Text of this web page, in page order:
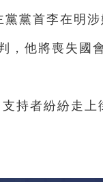
黨首李在明
，他將喪失國
持者紛紛走